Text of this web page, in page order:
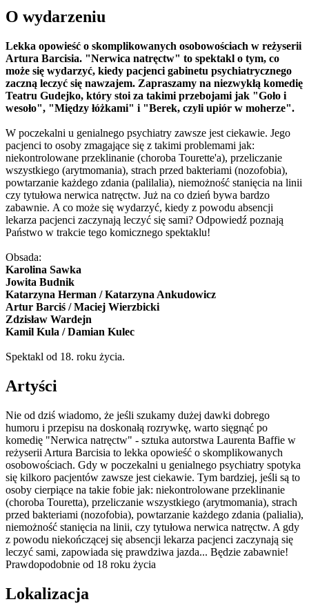
O wydarzeniu
Lekka opowieść o skomplikowanych osobowościach w reżyserii
Artura Barcisia. "Nerwica natręctw" to spektakl o tym, co
może się wydarzyć, kiedy pacjenci gabinetu psychiatrycznego
zaczną leczyć się nawzajem. Zapraszamy na niezwykłą komedię
Teatru Gudejko, który stoi za takimi przebojami jak "Goło i
wesoło", "Między łóżkami" i "Berek, czyli upiór w moherze".
W poczekalni u genialnego psychiatry zawsze jest ciekawie. Jego
pacjenci to osoby zmagające się z takimi problemami jak:
niekontrolowane przeklinanie (choroba Tourette'a), przeliczanie
wszystkiego (arytmomania), strach przed bakteriami (nozofobia),
powtarzanie każdego zdania (palilalia), niemożność stanięcia na linii
czy tytułowa nerwica natręctw. Już na co dzień bywa bardzo
zabawnie. A co może się wydarzyć, kiedy z powodu absencji
lekarza pacjenci zaczynają leczyć się sami? Odpowiedź poznają
Państwo w trakcie tego komicznego spektaklu!
Obsada:
Karolina Sawka
Jowita Budnik
Katarzyna Herman / Katarzyna Ankudowicz
Artur Barciś / Maciej Wierzbicki
Zdzisław Wardejn
Kamil Kula / Damian Kulec
Spektakl od 18. roku życia.
Artyści
Nie od dziś wiadomo, że jeśli szukamy dużej dawki dobrego
humoru i przepisu na doskonałą rozrywkę, warto sięgnąć po
komedię "Nerwica natręctw" - sztuka autorstwa Laurenta Baffie w
reżyserii Artura Barcisia to lekka opowieść o skomplikowanych
osobowościach. Gdy w poczekalni u genialnego psychiatry spotyka
się kilkoro pacjentów zawsze jest ciekawie. Tym bardziej, jeśli są to
osoby cierpiące na takie fobie jak: niekontrolowane przeklinanie
(choroba Touretta), przeliczanie wszystkiego (arytmomania), strach
przed bakteriami (nozofobia), powtarzanie każdego zdania (palialia),
niemożność stanięcia na linii, czy tytułowa nerwica natręctw. A gdy
z powodu niekończącej się absencji lekarza pacjenci zaczynają się
leczyć sami, zapowiada się prawdziwa jazda... Będzie zabawnie!
Prawdopodobnie od 18 roku życia
Lokalizacja